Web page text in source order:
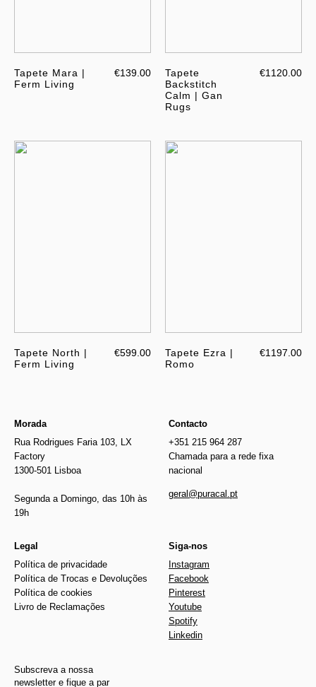
Tapete Mara |
Ferm Living
€139.00
Tapete
Backstitch
Calm | Gan
Rugs
€1120.00
Tapete North |
Ferm Living
€599.00
Tapete Ezra |
Romo
€1197.00
Morada
Rua Rodrigues Faria 103, LX
Factory
1300-501 Lisboa
Segunda a Domingo, das 10h às
19h
Contacto
+351 215 964 287
Chamada para a rede fixa
nacional
geral@puracal.pt
Legal
Política de privacidade
Política de Trocas e Devoluções
Política de cookies
Livro de Reclamações
Siga-nos
Instagram
Facebook
Pinterest
Youtube
Spotify
Linkedin
Subscreva a nossa
newsletter e fique a par